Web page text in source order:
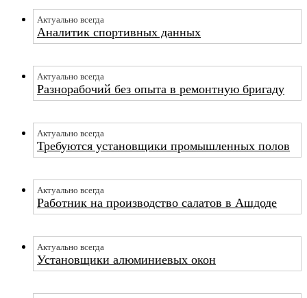
Актуально всегда
Аналитик спортивных данных
Актуально всегда
Разнорабочий без опыта в ремонтную бригаду
Актуально всегда
Требуются установщики промышленных полов
Актуально всегда
Работник на производство салатов в Ашдоде
Актуально всегда
Установщики алюминиевых окон